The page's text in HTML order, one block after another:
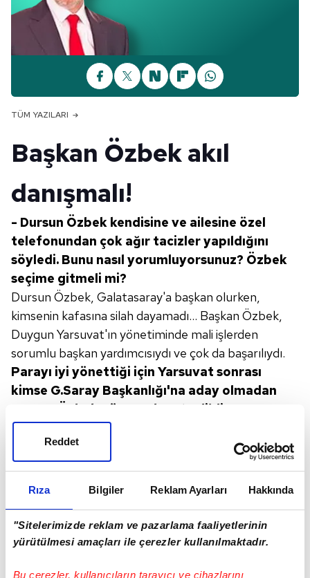
Rıza Bilgiler Reklam Ayarları Hakkında
"Sitelerimizde reklam ve pazarlama faaliyetlerinin
yürütülmesi amaçları ile çerezler kullanılmaktadır.
Bu çerezler, kullanıcıların tarayıcı ve cihazlarını
Reddet
TÜM YAZILARI
Başkan Özbek akıl
danışmalı!
- Dursun Özbek kendisine ve ailesine özel
telefonundan çok ağır tacizler yapıldığını
söyledi. Bunu nasıl yorumluyorsunuz? Özbek
seçime gitmeli mi?
Dursun Özbek, Galatasaray'a başkan olurken,
kimsenin kafasına silah dayamadı... Başkan Özbek,
Duygun Yarsuvat'ın yönetiminde mali işlerden
sorumlu başkan yardımcısıydı ve çok da başarılıydı.
Parayı iyi yönettiği için Yarsuvat sonrası
kimse G.Saray Başkanlığı'na aday olmadan
Dursun Özbek göreve davet
edildi.
Özbek, 2000 oy alarak G.Saray Başkanı seçildi.
Başkanın icraatlarını eleştirebiliriz. Söz verdiği halde
G.Saray Avrupa'ya gitmeme cezası aldı. Fazlasıyla
hoca değiştirdi.Oyuncu transferlerinde
görev
açıdan büyük zararlar veren yanlıştransferler
yaptılar.G.Saray futbol dahil bu sezon birçok